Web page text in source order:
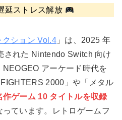
延ストレス解放
クション Vol.4 」は、2025 年
された Nintendo Switch 向け
アーケード時代を
2000」や「メタル
作ゲーム 10 タイトルを収録
っています。レトロゲームフ